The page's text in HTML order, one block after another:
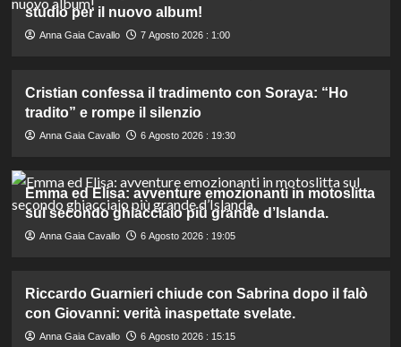
studio per il nuovo album!
Anna Gaia Cavallo 7 Agosto 2026 : 1:00
Cristian confessa il tradimento con Soraya: “Ho
tradito” e rompe il silenzio
Anna Gaia Cavallo 6 Agosto 2026 : 19:30
Emma ed Elisa: avventure emozionanti in motoslitta
sul secondo ghiacciaio più grande d’Islanda.
Anna Gaia Cavallo 6 Agosto 2026 : 19:05
Riccardo Guarnieri chiude con Sabrina dopo il falò
con Giovanni: verità inaspettate svelate.
Anna Gaia Cavallo 6 Agosto 2026 : 15:15